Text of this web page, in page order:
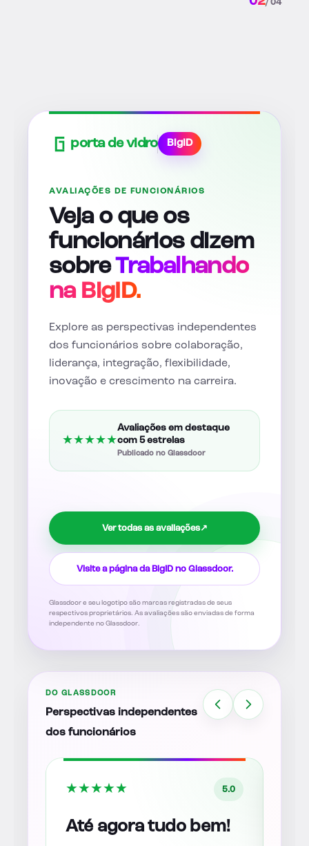
/ 04
porta de vidro BigID
AVALIAÇÕES DE FUNCIONÁRIOS
Veja o que os
funcionários dizem
sobreTrabalhando
na BigID.
Explore as perspectivas independentes
dos funcionários sobre colaboração,
liderança, integração, flexibilidade,
inovação e crescimento na carreira.
★★★★★
Avaliações em destaque
com 5 estrelas
Publicado no Glassdoor
Ver todas as avaliações↗
Visite a página da BigID no Glassdoor.
Glassdoor e seu logotipo são marcas registradas de seus
respectivos proprietários. As avaliações são enviadas de forma
independente no Glassdoor.
DO GLASSDOOR
Perspectivas independentes
dos funcionários
★★★★★ 5.0
Até agora tudo bem!